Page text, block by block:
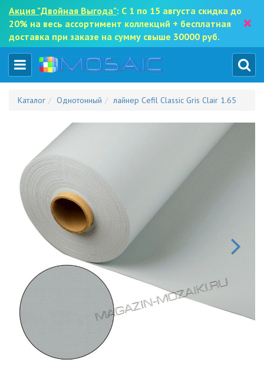
Акция "Двойная Выгода": С 1 по 15 августа скидка до
20% на весь ассортимент коллекций + бесплатная
доставка при заказе на сумму свыше 30000 руб.
×
Каталог Однотонный лайнер Cefil Classic Gris Clair 1.65